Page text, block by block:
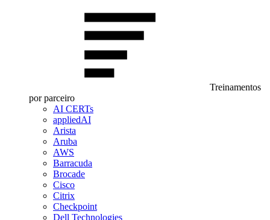
Treinamentos
por parceiro
AI CERTs
appliedAI
Arista
Aruba
AWS
Barracuda
Brocade
Cisco
Citrix
Checkpoint
Dell Technologies